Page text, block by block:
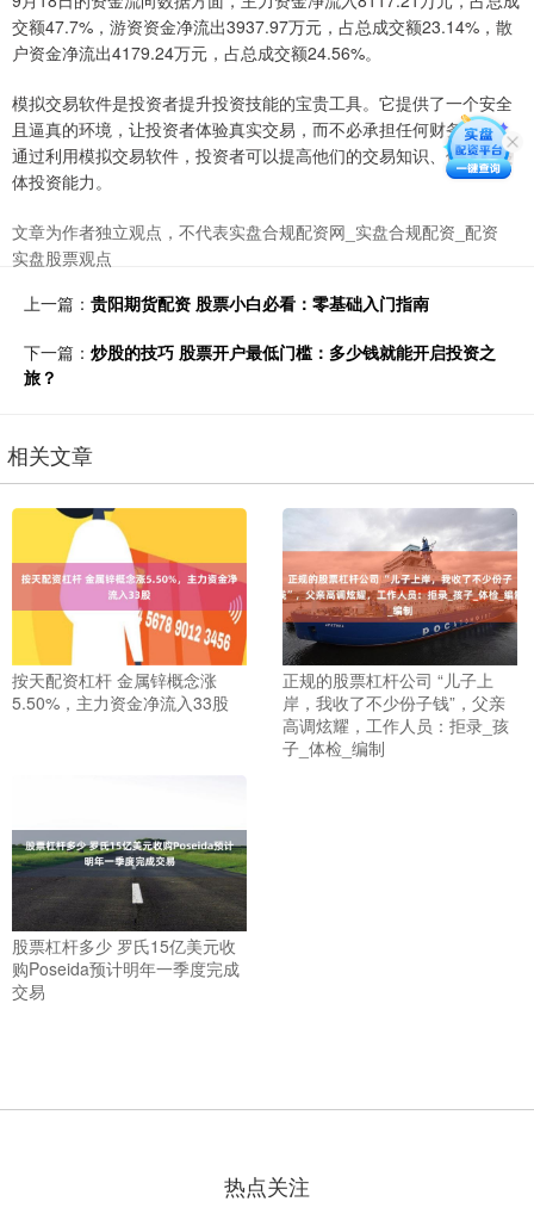
交额47.7%，游资资金净流出3937.97万元，占总成交额23.14%，散
户资金净流出4179.24万元，占总成交额24.56%。
模拟交易软件是投资者提升投资技能的宝贵工具。它提供了一个安全
且逼真的环境，让投资者体验真实交易，而不必承担任何财务风险。
通过利用模拟交易软件，投资者可以提高他们的交易知识、信心和整
体投资能力。
文章为作者独立观点，不代表实盘合规配资网_实盘合规配资_配资
实盘股票观点
上一篇： 贵阳期货配资 股票小白必看：零基础入门指南
下一篇： 炒股的技巧 股票开户最低门槛：多少钱就能开启投资之
旅？
相关文章
按天配资杠杆 金属锌概念涨
5.50%，主力资金净流入33股
正规的股票杠杆公司 “儿子上
岸，我收了不少份子钱”，父亲
高调炫耀，工作人员：拒录_孩
子_体检_编制
股票杠杆多少 罗氏15亿美元收
购Poseida预计明年一季度完成
交易
热点关注